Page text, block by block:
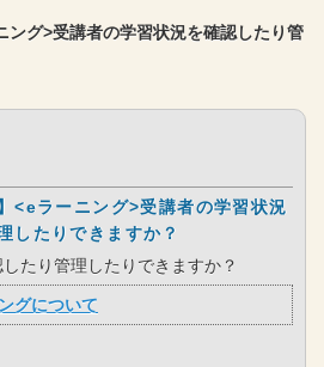
ング>受講者の学習状況を確認したり管
<eラーニング>受講者の学習状況
したりできますか？
たり管理したりできますか？
グについて